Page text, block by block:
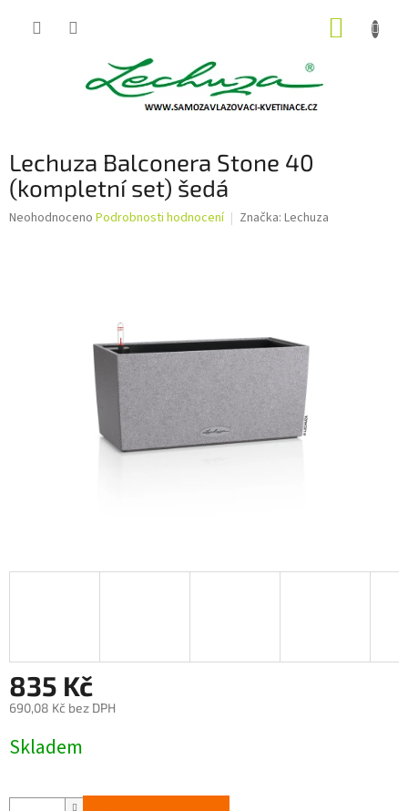
Lechuza Balconera Stone 40
(kompletní set) šedá
Průměrné
Neohodnoceno Podrobnosti hodnocení Značka: Lechuza
835 Kč
690,08 Kč bez DPH
cena:
Skladem